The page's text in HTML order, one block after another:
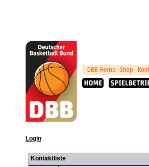
Login
Kontaktliste